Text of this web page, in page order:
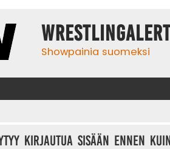
Showpainia suomeksi
kirjautua sisään ennen